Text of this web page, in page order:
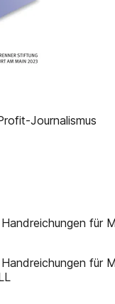
Journalismus
für
für